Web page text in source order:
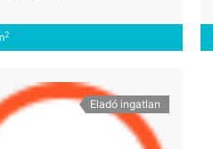
2
Eladó ingatlan